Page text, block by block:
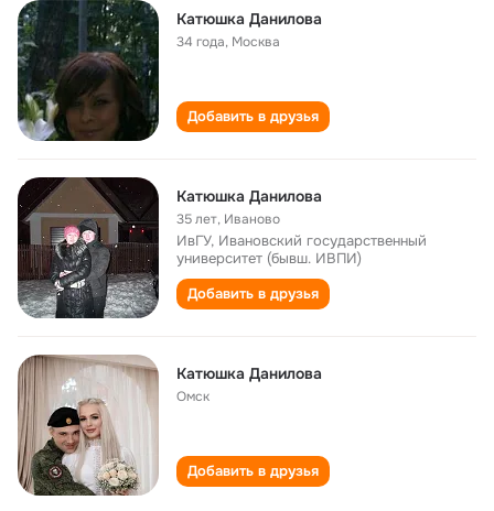
Катюшка Данилова
34 года, Москва
Добавить в друзья
Катюшка Данилова
35 лет, Иваново
ИвГУ, Ивановский государственный
университет (бывш. ИВПИ)
Добавить в друзья
Катюшка Данилова
Омск
Добавить в друзья